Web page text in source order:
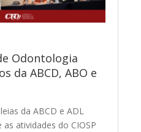
Odontologia
da ABCD, ABO e
da ABCD e ADL
atividades do CIOSP